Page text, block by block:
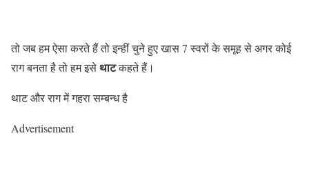
तो जब हम ऐसा करते हैं तो इन्हीं चुने हुए खास 7 स्वरों के समूह से अगर कोई
राग बनता है तो हम इसेथाटकहते हैं।
थाट और राग में गहरा सम्बन्ध है
Advertisement